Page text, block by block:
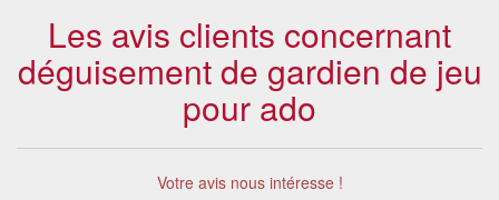
Les avis clients concernant
déguisement de gardien de jeu
pour ado
Votre avis nous intéresse !